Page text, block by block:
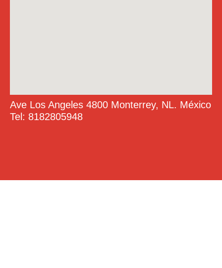
Ave Los Angeles 4800 Monterrey, NL. México
Tel: 8182805948